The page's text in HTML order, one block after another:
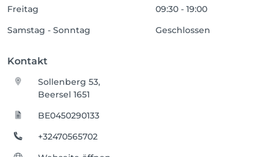
Freitag
09:30 - 19:00
Samstag - Sonntag
Geschlossen
Kontakt
Sollenberg 53,
Beersel 1651
BE0450290133
+32470565702